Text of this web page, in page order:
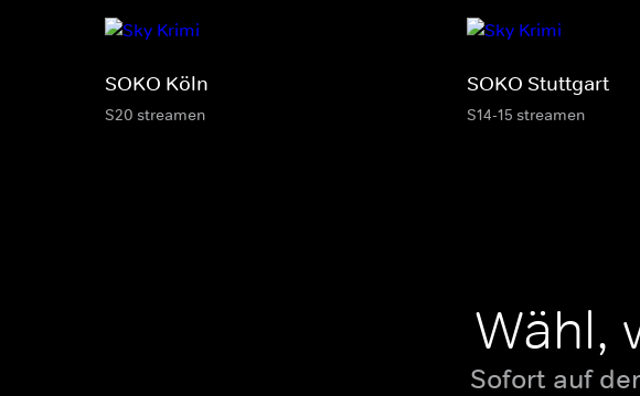
SOKO Köln
S20 streamen
SOKO Stuttgart
S14-15 streamen
Wähl,
Sofort auf